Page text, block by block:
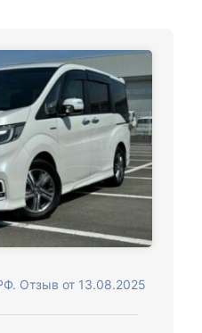
Отзыв от 13.08.2025